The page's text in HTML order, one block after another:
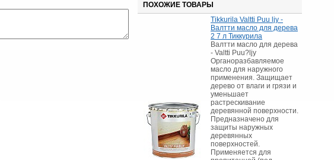
ПОХОЖИЕ ТОВАРЫ
Tikkurila Valtti Puu ljy -
Валтти масло для дерева
2 7 л Тиккурила
Валтти масло для дерева
- Valtti Puu?ljy
Органоразбавляемое
масло для наружного
применения. Защищает
дерево от влаги и грязи и
уменьшает
растрескивание
деревянной поверхности.
Предназначено для
защиты наружных
деревянных
поверхностей.
Применяется для